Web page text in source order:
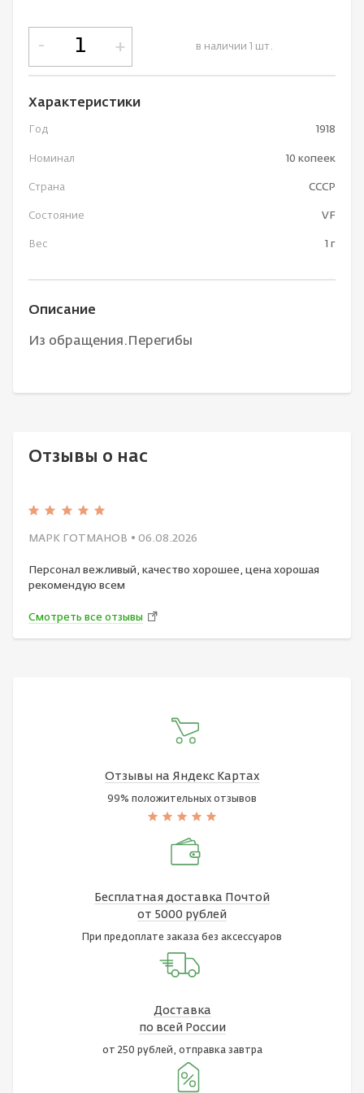
в наличии 1 шт.
- +
Характеристики
Год 1918
Номинал 10 копеек
Страна СССР
Состояние VF
Вес 1 г
Описание
Из обращения.Перегибы
Отзывы о нас
МАРК ГОТМАНОВ • 06.08.2026
Персонал вежливый, качество хорошее, цена хорошая
рекомендую всем
Смотреть все отзывы
Отзывы на Яндекс Картах
99% положительных отзывов
Бесплатная доставка Почтой
от 5000 рублей
При предоплате заказа без аксессуаров
Доставка
по всей России
от 250 рублей, отправка завтра